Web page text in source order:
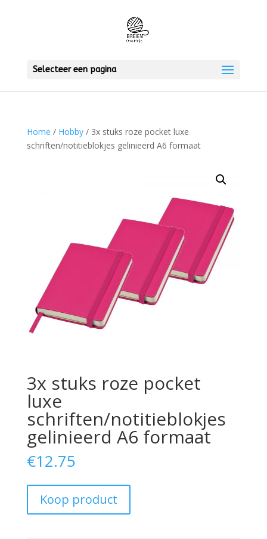
Selecteer een pagina
Home / Hobby/ 3x stuks roze pocket luxe
schriften/notitieblokjes gelinieerd A6 formaat
3x stuks roze pocket
luxe
schriften/notitieblokjes
gelinieerd A6 formaat
€12.75
Koop product